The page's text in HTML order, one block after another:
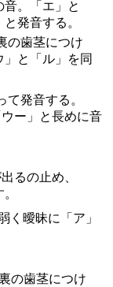
。「エ」と
発音する。
の歯茎につけ
と「ル」を同
て発音する。
ウー」と長めに音
るの止め、
く曖昧に「ア」
の歯茎につけ